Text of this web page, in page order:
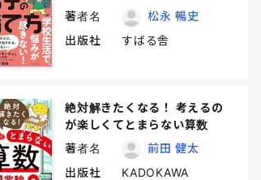
著者名
松永 暢史
出版社
すばる舎
絶対解きたくなる！ 考えるの
が楽しくてとまらない算数
著者名
前田 健太
出版社
KADOKAWA